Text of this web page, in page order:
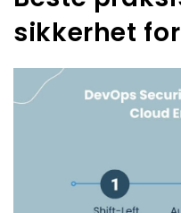
sikkerhet